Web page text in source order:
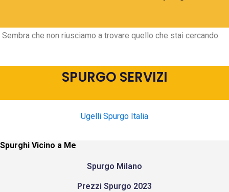
Sembra che non riusciamo a trovare quello che stai cercando.
SPURGO SERVIZI
Ugelli Spurgo Italia
Spurghi Vicino a Me
Spurgo Milano
Prezzi Spurgo 2023